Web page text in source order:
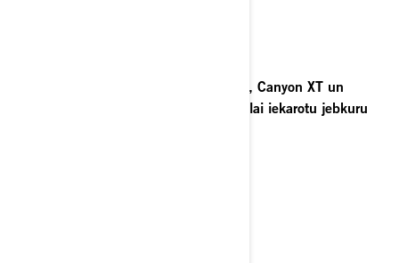
Piedzīvojums sākas ar Can-Am Canyon, Canyon XT un
Canyon Redrock modeļiem, kas radīti, lai iekarotu jebkuru